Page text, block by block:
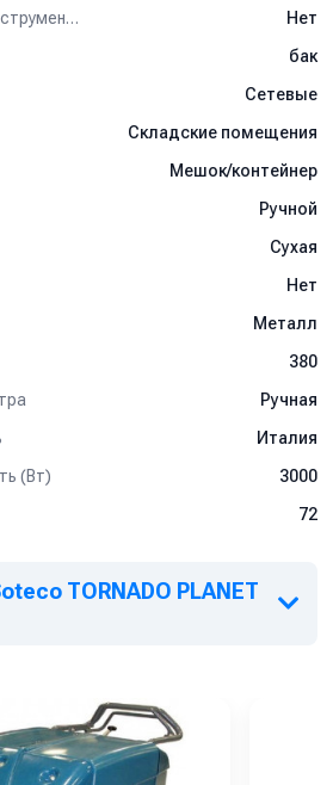
Розетка для электроинструмента
Нет
бак
Сетевые
Складские помещения
Мешок/контейнер
Ручной
Сухая
Нет
Металл
380
Ручная
Италия
(Вт)
3000
72
TORNADO PLANET